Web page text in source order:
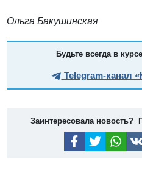
Ольга Бакушинская
Будьте всегда в
Telegram-канал
Заинтересовала новость?